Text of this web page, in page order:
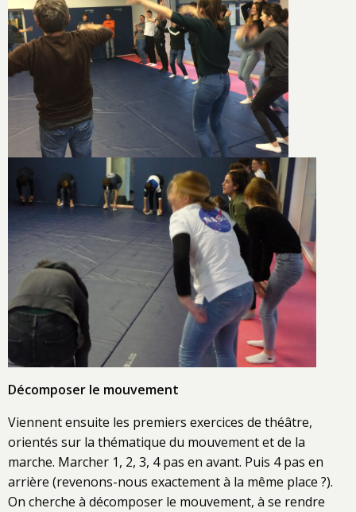
Décomposer le mouvement
Viennent ensuite les premiers exercices de théâtre,
orientés sur la thématique du mouvement et de la
marche. Marcher 1, 2, 3, 4 pas en avant. Puis 4 pas en
arrière (revenons-nous exactement à la même place ?).
On cherche à décomposer le mouvement, à se rendre